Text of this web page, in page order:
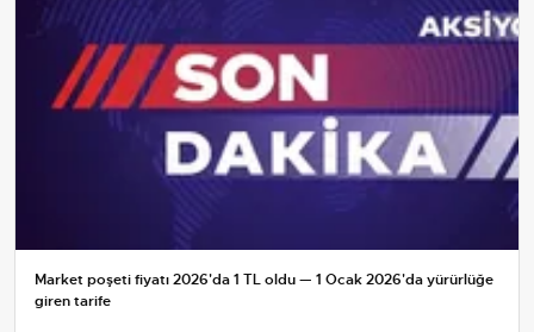
Market poşeti fiyatı 2026'da 1 TL oldu — 1 Ocak 2026'da yürürlüğe
giren tarife